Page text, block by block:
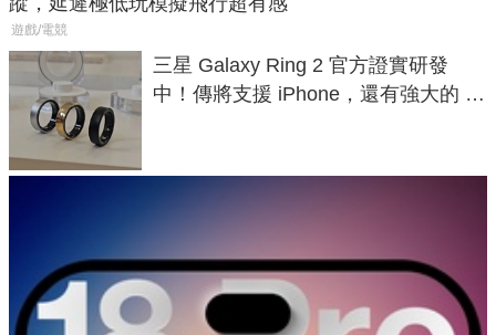
遊戲/電競
三星 Galaxy Ring 2 官方證實研發
中！傳將支援 iPhone，還有強大的 AI